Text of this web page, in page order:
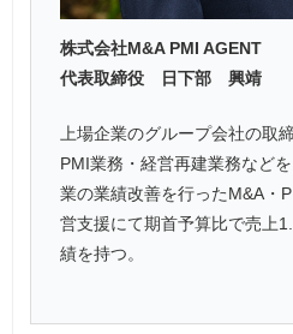
株式会社M&A PMI AGENT
代表取締役 日下部 興靖
上場企業のグループ会社の取
PMI業務・経営再建業務など
業の業績改善を行ったM&A・
営支援にて期首予算比で売上
績を持つ。